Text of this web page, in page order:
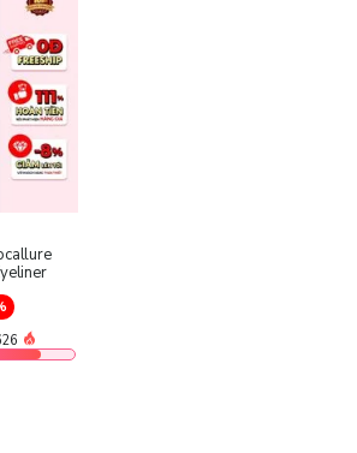
luôn sắc nét ngay cả khi bạn hoạt động